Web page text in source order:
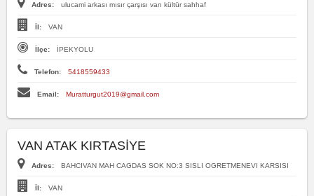
Adres: ulucami arkası mısır çarşısı van kültür sahhaf
İl: VAN
İlçe: İPEKYOLU
Telefon: 5418559433
Email: Muratturgut2019@gmail.com
VAN ATAK KIRTASİYE
Adres: BAHCIVAN MAH CAGDAS SOK NO:3 SISLI OGRETMENEVI KARSISI
İl: VAN